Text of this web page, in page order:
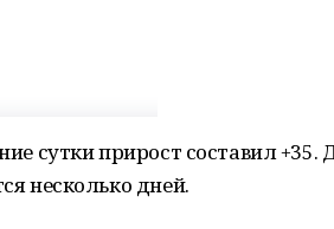
сутки прирост составил
несколько дней.